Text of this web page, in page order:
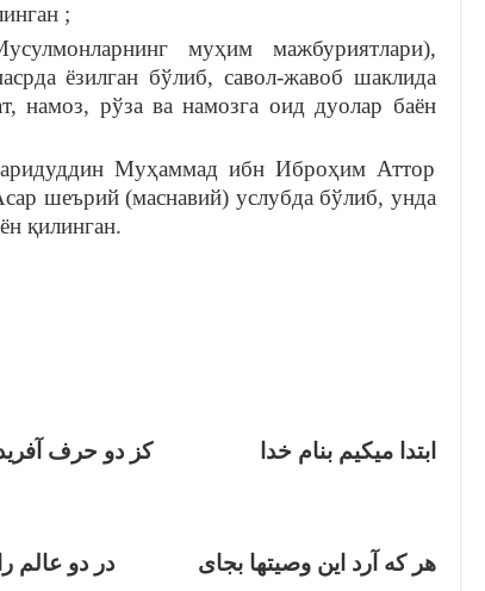
;
муҳим мажбуриятлари),
ёзилган бўлиб, савол-жавоб шаклида
намоз, рўза ва намозга оид дуолар баён
Муҳаммад ибн Иброҳим Аттор
шеърий (маснавий) услубда бўлиб, унда
қилинган.
ابتدا ميكيم بنام خدا كز دو حرف
هر که آرد اين وصيتها بجاى در دو عالم